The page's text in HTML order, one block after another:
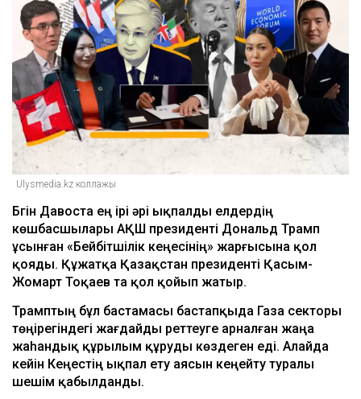
Ulysmedia.kz коллажы
Бүгін Давоста ең ірі әрі ықпалды елдердің
көшбасшылары АҚШ президенті Дональд Трамп
ұсынған «Бейбітшілік кеңесінің» жарғысына қол
қояды. Құжатқа Қазақстан президенті Қасым-
Жомарт Тоқаев та қол қойып жатыр.
Трамптың бұл бастамасы бастапқыда Газа секторы
төңірегіндегі жағдайды реттеуге арналған жаңа
жаһандық құрылым құруды көздеген еді. Алайда
кейін Кеңестің ықпал ету аясын кеңейту туралы
шешім қабылданды.